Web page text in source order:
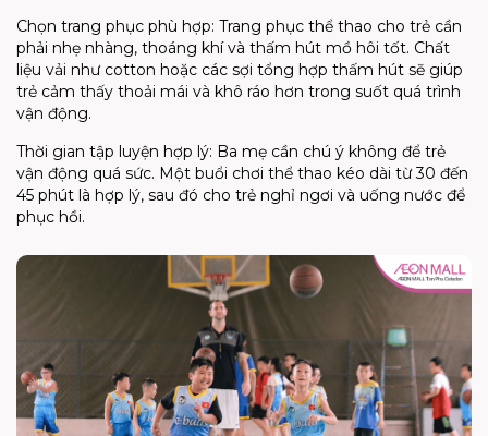
Chọn trang phục phù hợp: Trang phục thể thao cho trẻ cần
phải nhẹ nhàng, thoáng khí và thấm hút mồ hôi tốt. Chất
liệu vải như cotton hoặc các sợi tổng hợp thấm hút sẽ giúp
trẻ cảm thấy thoải mái và khô ráo hơn trong suốt quá trình
vận động.
Thời gian tập luyện hợp lý: Ba mẹ cần chú ý không để trẻ
vận động quá sức. Một buổi chơi thể thao kéo dài từ 30 đến
45 phút là hợp lý, sau đó cho trẻ nghỉ ngơi và uống nước để
phục hồi.